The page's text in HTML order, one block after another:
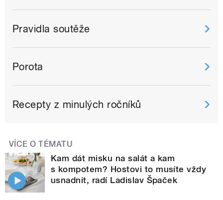
Pravidla soutěže
Porota
Recepty z minulých ročníků
VÍCE O TÉMATU
Kam dát misku na salát a kam
s kompotem? Hostovi to musíte vždy
usnadnit, radí Ladislav Špaček